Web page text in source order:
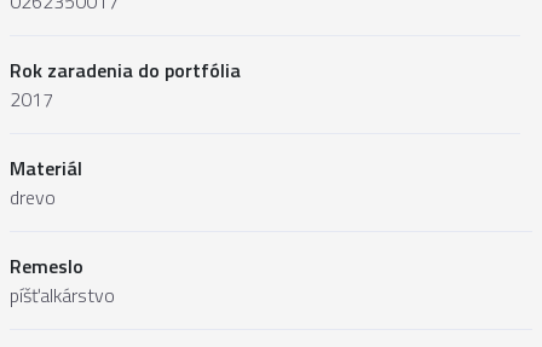
Rok zaradenia do portfólia
2017
Materiál
drevo
Remeslo
píšťalkárstvo